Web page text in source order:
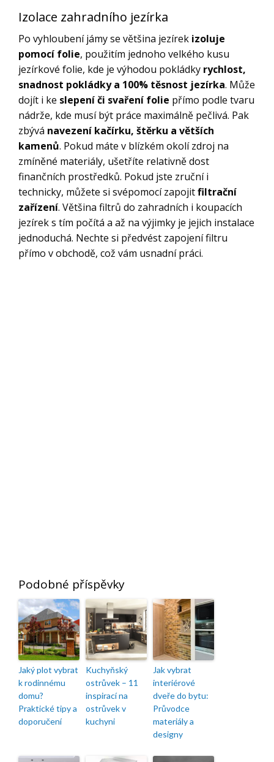
Izolace zahradního jezírka
Po vyhloubení jámy se většina jezírek izoluje
pomocí folie, použitím jednoho velkého kusu
jezírkové folie, kde je výhodou pokládky rychlost,
snadnost pokládky a 100% těsnost jezírka. Může
dojít i ke slepení či svaření folie přímo podle tvaru
nádrže, kde musí být práce maximálně pečlivá. Pak
zbývá navezení kačírku, štěrku a větších
kamenů. Pokud máte v blízkém okolí zdroj na
zmíněné materiály, ušetříte relativně dost
finančních prostředků. Pokud jste zruční i
technicky, můžete si svépomocí zapojitfiltrační
zařízení. Většina filtrů do zahradních i koupacích
jezírek s tím počítá a až na výjimky je jejich instalace
jednoduchá. Nechte si předvést zapojení filtru
přímo v obchodě, což vám usnadní práci.
Podobné příspěvky
Jaký plot vybrat
k rodinnému
domu?
Praktické tipy a
doporučení
Kuchyňský
ostrůvek – 11
inspirací na
ostrůvek v
kuchyni
Jak vybrat
interiérové
dveře do bytu:
Průvodce
materiály a
designy